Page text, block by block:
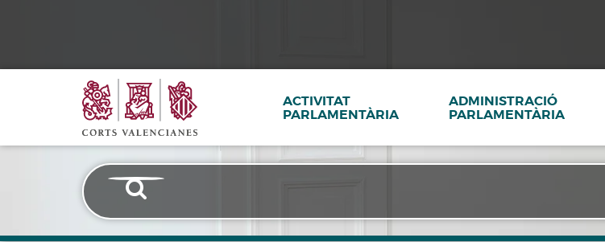
Transparencia
ACTIVITAT
PARLAMENTÀRIA
ADMINISTRACIÓ
PARLAMENTÀRIA